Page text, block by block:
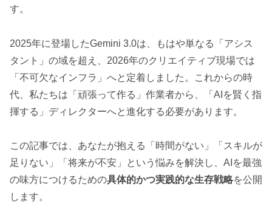
す。
2025年に登場したGemini 3.0は、もはや単なる「アシス
タント」の域を超え、2026年のクリエイティブ現場では
「不可欠なインフラ」へと定着しました。これからの時
代、私たちは「頑張って作る」作業者から、「AIを賢く指
揮する」ディレクターへと進化する必要があります。
この記事では、あなたが抱える「時間がない」「スキルが
足りない」「将来が不安」という悩みを解決し、AIを最強
の味方につけるための具体的かつ実践的な生存戦略を公開
します。